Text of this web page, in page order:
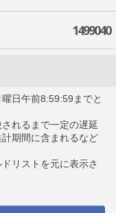
1499040
日午前8:59:59までと
れるまで一定の遅延
期間に含まれるなど
リストを元に表示さ